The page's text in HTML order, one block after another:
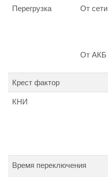
Перегрузка От сети
От АКБ
Крест фактор
КНИ
Время переключения